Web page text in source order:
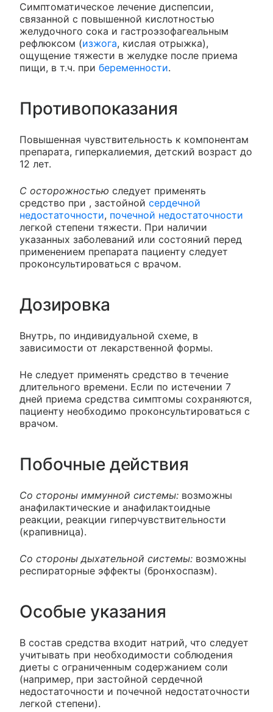
Симптоматическое лечение диспепсии,
связанной с повышенной кислотностью
желудочного сока и гастроэзофагеальным
рефлюксом (изжога, кислая отрыжка),
ощущение тяжести в желудке после приема
пищи, в т.ч. при беременности.
Противопоказания
Повышенная чувствительность к компонентам
препарата, гиперкалиемия, детский возраст до
12 лет.
С осторожностью следует применять
средство при , застойной сердечной
недостаточности, почечной недостаточности
легкой степени тяжести. При наличии
указанных заболеваний или состояний перед
применением препарата пациенту следует
проконсультироваться с врачом.
Дозировка
Внутрь, по индивидуальной схеме, в
зависимости от лекарственной формы.
Не следует применять средство в течение
длительного времени. Если по истечении 7
дней приема средства симптомы сохраняются,
пациенту необходимо проконсультироваться с
врачом.
Побочные действия
Со стороны иммунной системы: возможны
анафилактические и анафилактоидные
реакции, реакции гиперчувствительности
(крапивница).
Со стороны дыхательной системы: возможны
респираторные эффекты (бронхоспазм).
Особые указания
В состав средства входит натрий, что следует
учитывать при необходимости соблюдения
диеты с ограниченным содержанием соли
(например, при застойной сердечной
недостаточности и почечной недостаточности
легкой степени).